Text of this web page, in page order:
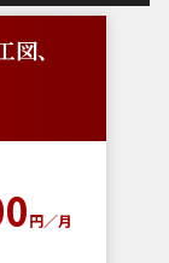
、
円／月